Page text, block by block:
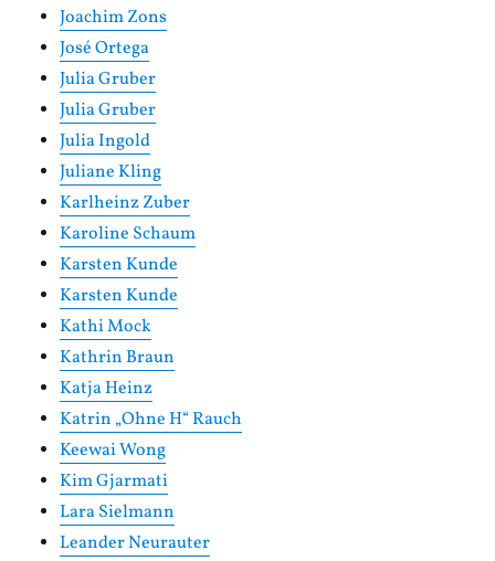
Joachim Zons
José Ortega
Julia Gruber
Julia Gruber
Julia Ingold
Juliane Kling
Karlheinz Zuber
Karoline Schaum
Karsten Kunde
Karsten Kunde
Kathi Mock
Kathrin Braun
Katja Heinz
Katrin „Ohne H“ Rauch
Keewai Wong
Kim Gjarmati
Lara Sielmann
Leander Neurauter